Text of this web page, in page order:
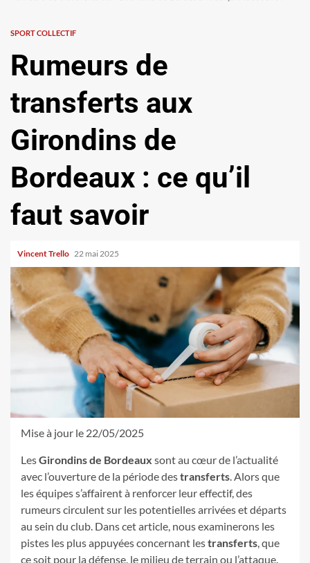
SPORT COLLECTIF
Rumeurs de
transferts aux
Girondins de
Bordeaux : ce qu’il
faut savoir
Vincent Trello 22 mai 2025
Mise à jour le 22/05/2025
LesGirondins de Bordeaux sont au cœur de l’actualité
avec l’ouverture de la période destransferts. Alors que
les équipes s’affairent à renforcer leur effectif, des
rumeurs circulent sur les potentielles arrivées et départs
au sein du club. Dans cet article, nous examinerons les
pistes les plus appuyées concernant lestransferts, que
ce soit pour la défense, le milieu de terrain ou l’attaque.